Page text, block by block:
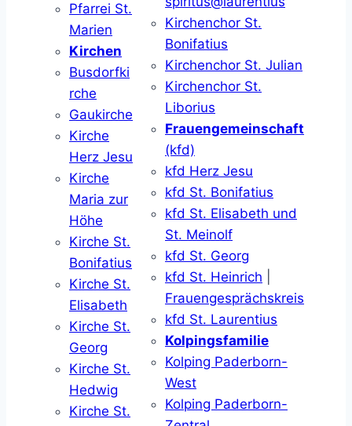
Pfarrei St.
Marien
Kirchen
Busdorfki
rche
Gaukirche
Kirche
Herz Jesu
Kirche
Maria zur
Höhe
Kirche St.
Bonifatius
Kirche St.
Elisabeth
Kirche St.
Georg
Kirche St.
Hedwig
Kirche St.
Kirchenchor St.
Bonifatius
Kirchenchor St. Julian
Kirchenchor St.
Liborius
Frauengemeinschaft
(kfd)
kfd Herz Jesu
kfd St. Bonifatius
kfd St. Elisabeth und
St. Meinolf
kfd St. Georg
kfd St. Heinrich
Frauengesprächskreis
kfd St. Laurentius
Kolpingsfamilie
Kolping Paderborn-
West
Kolping Paderborn-